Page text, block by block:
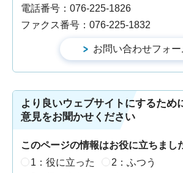
電話番号：076-225-1826
ファクス番号：076-225-1832
より良いウェブサイトにするため
意見をお聞かせください
このページの情報はお役に立ちまし
1：役に立った
2：ふつう